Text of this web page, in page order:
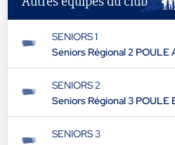
Autres équipes du club
SENIORS 1
Seniors Régional 2 POULE A
SENIORS 2
Seniors Régional 3 POULE B